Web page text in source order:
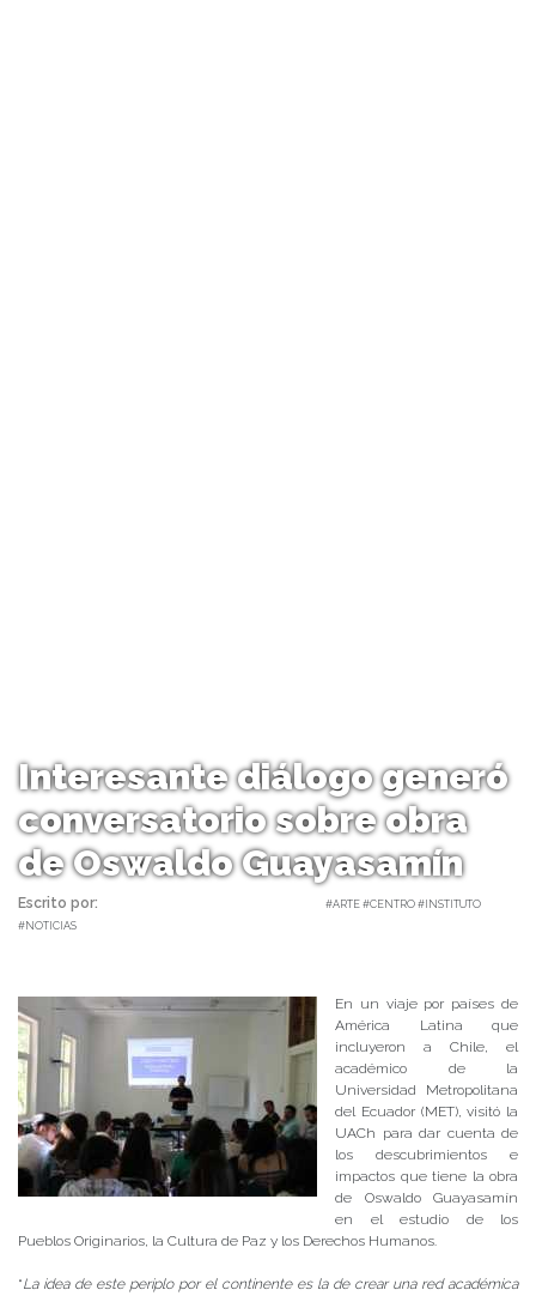
Interesante diálogo generó
conversatorio sobre obra
de Oswaldo Guayasamín
Escrito por:
#ARTE #CENTRO #INSTITUTO
#NOTICIAS
En un viaje por países de
América Latina que
incluyeron a Chile, el
académico de la
Universidad Metropolitana
del Ecuador (MET), visitó la
UACh para dar cuenta de
los descubrimientos e
impactos que tiene la obra
de Oswaldo Guayasamín
en el estudio de los
Pueblos Originarios, la Cultura de Paz y los Derechos Humanos.
“La idea de este periplo por el continente es la de crear una red académica